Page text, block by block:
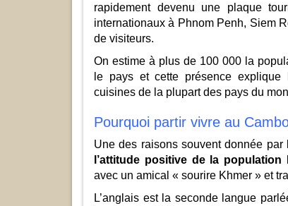
rapidement devenu une plaque
internationaux à Phnom Penh, Siem
de visiteurs.
On estime à plus de 100 000 la
le pays et cette présence explique
cuisines de la plupart des pays du
Pourquoi partir vivre au
Une des raisons souvent donnée
l’attitude positive de la
avec un amical « sourire Khmer » et
L’anglais est la seconde langue